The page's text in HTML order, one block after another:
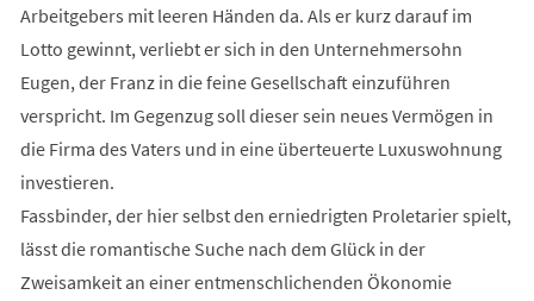
Arbeitgebers mit leeren Händen da. Als er kurz darauf im
Lotto gewinnt, verliebt er sich in den Unternehmersohn
Eugen, der Franz in die feine Gesellschaft einzuführen
verspricht. Im Gegenzug soll dieser sein neues Vermögen in
die Firma des Vaters und in eine überteuerte Luxuswohnung
investieren.
Fassbinder, der hier selbst den erniedrigten Proletarier spielt,
lässt die romantische Suche nach dem Glück in der
Zweisamkeit an einer entmenschlichenden Ökonomie